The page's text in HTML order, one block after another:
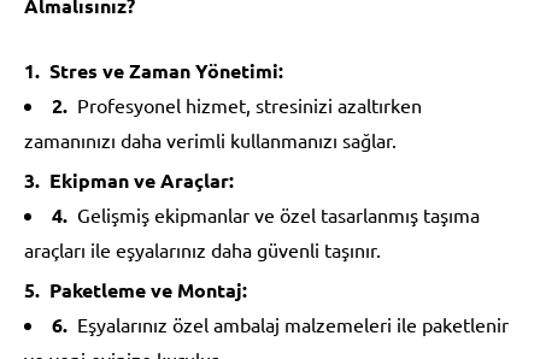
Almalısınız?
Stres ve Zaman Yönetimi:
Profesyonel hizmet, stresinizi azaltırken
zamanınızı daha verimli kullanmanızı sağlar.
Ekipman ve Araçlar:
Gelişmiş ekipmanlar ve özel tasarlanmış taşıma
araçları ile eşyalarınız daha güvenli taşınır.
Paketleme ve Montaj:
Eşyalarınız özel ambalaj malzemeleri ile paketlenir